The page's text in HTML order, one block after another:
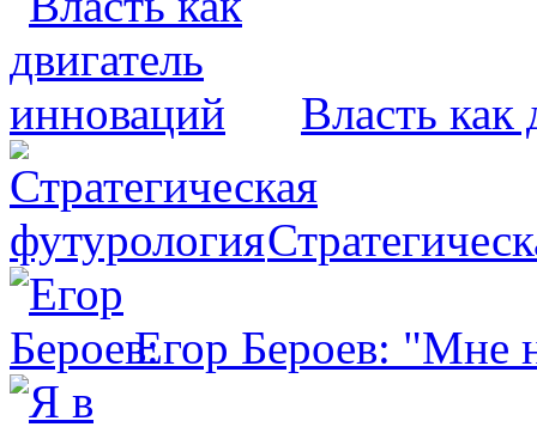
Власть как
Егор Бероев: "Мне